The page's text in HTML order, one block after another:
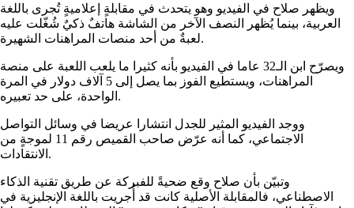
ويظهر صلاح في الفيديو وهو يتحدث في مقابلةٍ إعلاميةٍ تُجرى باللغة
العربية، بينما يُظهر النصف الآخر من الشاشة هاتفٌ ذكيٌ شُغّلت عليه
لعبةٌ من أحد منصات المراهنات الشهيرة.
ويصرّح ابن الـ32 عاما في الفيديو بأنه كثيرا ما يلعب اللعبة على منصة
المراهنات، ويستطيع الفوز بما يصل إلى 5 آلاف دولار في المرة
الواحدة، على حد تعبيره.
ووجد الفيديو المثير للجدل انتشارا عريضا في وسائل التواصل
الاجتماعي، كما أنه عرّض صاحب القميص رقم 11 لموجةٍ من
الانتقادات.
وتبيّن بأن صلاح وقع ضحيةً للفبركة عن طريق تقنية الذكاء
الاصطناعي، فالمقابلة الأصلية كانت قد أُجريت باللغة الإنجليزية في